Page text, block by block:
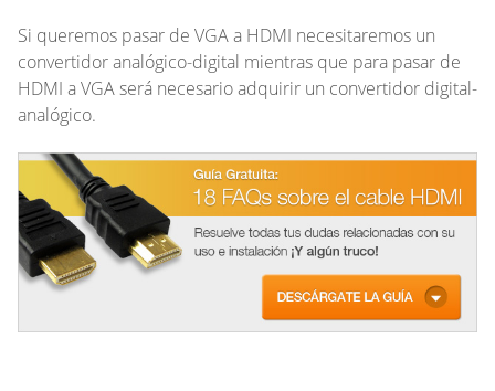
Si queremos pasar de VGA a HDMI necesitaremos un
convertidor analógico-digital mientras que para pasar de
HDMI a VGA será necesario adquirir un convertidor digital-
analógico.